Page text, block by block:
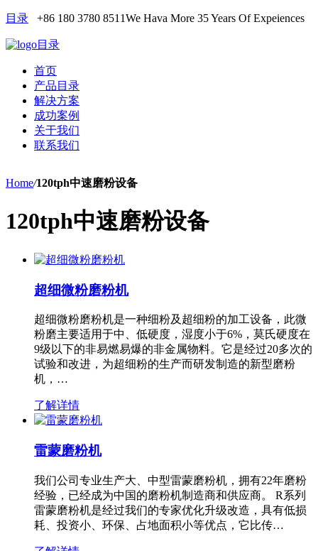
目录 +86 180 3780 8511We Hava More 35 Years Of Expeiences
目录
首页
产品目录
解决方案
成功案例
关于我们
联系我们
Home/120tph中速磨粉设备
120tph中速磨粉设备
超细微粉磨粉机
超细微粉磨粉机是一种细粉及超细粉的加工设备，此微
粉磨主要适用于中、低硬度，湿度小于6%，莫氏硬度在
9级以下的非易燃易爆的非金属物料。它是经过20多次的
试验和改进，为超细粉的生产而研发制造的新型磨粉
机，…
了解详情
雷蒙磨粉机
我们公司专业生产大、中型雷蒙磨粉机，拥有22年磨粉
经验，已经成为中国的磨粉机制造商和供应商。 R系列
雷蒙磨粉机是经过我们的专家优化升级改造，具有低损
耗、投资小、环保、占地面积小等优点，它比传…